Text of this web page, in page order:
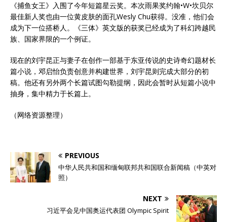
《捕鱼女王》入围了今年短篇星云奖。本次雨果奖约翰•W•坎贝尔
最佳新人奖也由一位黄皮肤的面孔Wesly Chu获得。没准，他们会
成为下一位搭桥人。《三体》英文版的获奖已经成为了科幻跨越民
族、国家界限的一个例证。
现在的刘宇昆正与妻子在创作一部基于东亚传说的史诗奇幻题材长
篇小说，邓启怡负责创意并构建世界，刘宇昆则完成大部分的初
稿。他还有另外两个长篇试图勾勒提纲，因此会暂时从短篇小说中
抽身，集中精力于长篇上。
（网络资源整理）
PREVIOUS
中华人民共和国和缅甸联邦共和国联合新闻稿（中英对
照）
NEXT
习近平会见中国奥运代表团 Olympic Spirit